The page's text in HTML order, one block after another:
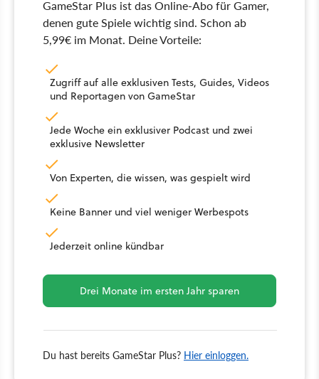
GameStar Plus ist das Online-Abo für Gamer,
denen gute Spiele wichtig sind. Schon ab
5,99€ im Monat. Deine Vorteile:
Zugriff auf alle exklusiven Tests, Guides, Videos
und Reportagen von GameStar
Jede Woche ein exklusiver Podcast und zwei
exklusive Newsletter
Von Experten, die wissen, was gespielt wird
Keine Banner und viel weniger Werbespots
Jederzeit online kündbar
Drei Monate im ersten Jahr sparen
Du hast bereits GameStar Plus? Hier einloggen.